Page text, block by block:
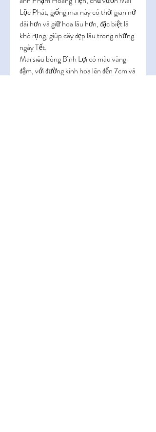
Lộc Phát, giống mai này có thời gian nở
dài hơn và giữ hoa lâu hơn, đặc biệt là
khó rụng, giúp cây đẹp lâu trong những
ngày Tết.
Mai siêu bông Bình Lợi có màu vàng
đậm, với đường kính hoa lên đến 7cm và